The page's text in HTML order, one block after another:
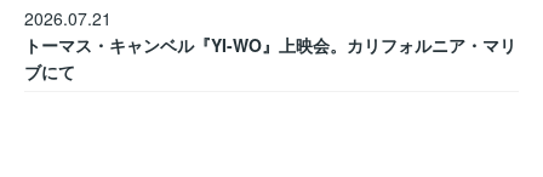
2026.07.21
トーマス・キャンベル『YI-WO』上映会。カリフォルニア・マリ
ブにて